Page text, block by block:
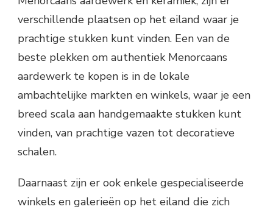
verschillende plaatsen op het eiland waar je
prachtige stukken kunt vinden. Een van de
beste plekken om authentiek Menorcaans
aardewerk te kopen is in de lokale
ambachtelijke markten en winkels, waar je een
breed scala aan handgemaakte stukken kunt
vinden, van prachtige vazen tot decoratieve
schalen.
Daarnaast zijn er ook enkele gespecialiseerde
winkels en galerieën op het eiland die zich